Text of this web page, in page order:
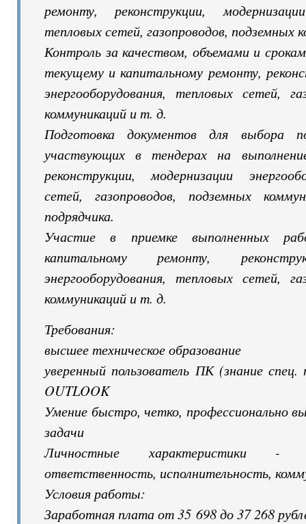
ремонту, реконструкции,
тепловых сетей, газопроводов, подземных
Контроль за качеством, объемами и
текущему и капитальному ремонту,
энергооборудования, тепловых сетей,
коммуникаций и т. д.
Подготовка документов для выбора
участвующих в тендерах на
реконструкции, модернизации
сетей, газопроводов, подземных
подрядчика.
Участие в приемке выполненных
капитальному ремонту,
энергооборудования, тепловых сетей,
коммуникаций и т. д.
Требования:
высшее техническое образование
уверенный пользователь ПК (знание
OUTLOOK
Умение быстро, четко, профессионально
задачи
Личностные характеристики -
ответственность, исполнительность,
Условия работы:
Заработная плата от 35 698 до 37 268